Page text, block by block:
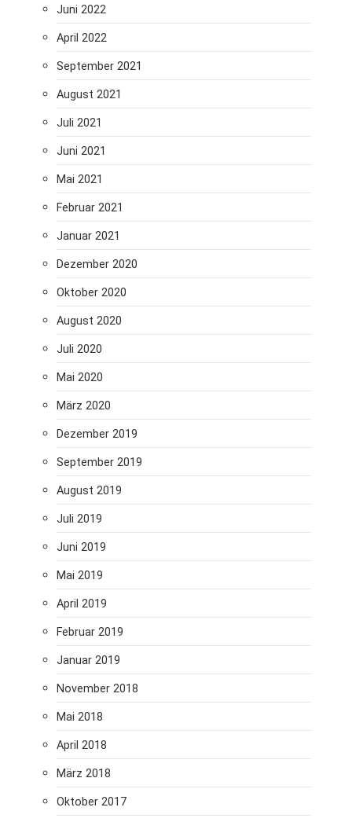
Juni 2022
April 2022
September 2021
August 2021
Juli 2021
Juni 2021
Mai 2021
Februar 2021
Januar 2021
Dezember 2020
Oktober 2020
August 2020
Juli 2020
Mai 2020
März 2020
Dezember 2019
September 2019
August 2019
Juli 2019
Juni 2019
Mai 2019
April 2019
Februar 2019
Januar 2019
November 2018
Mai 2018
April 2018
März 2018
Oktober 2017